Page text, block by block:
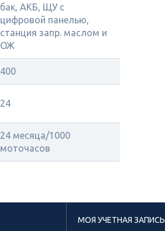
бак, АКБ, ЩУ с
цифровой панелью,
станция запр. маслом и
ОЖ
400
24
24 месяца/1000
моточасов
МОЯ УЧЕТНАЯ ЗАПИСЬ